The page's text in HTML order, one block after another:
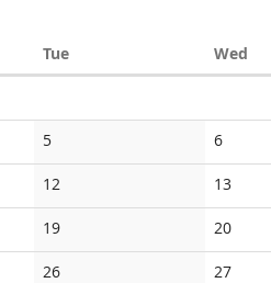
TueTuesday Wed
5No
events
6No
events
12
events
13No
19No
events
20No
26No
27No